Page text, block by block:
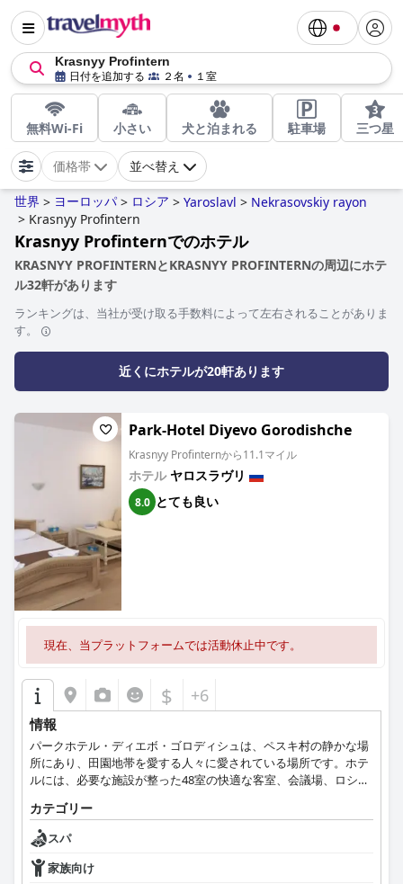
Krasnyy Profintern
日付を追加する ２名 １室
無料Wi-Fi 小さい 犬と泊まれる 駐車場 三つ星
価格帯 並べ替え
世界 > ヨーロッパ > ロシア > Yaroslavl > Nekrasovskiy rayon
> Krasnyy Profintern
Krasnyy Profinternでのホテル
KRASNYY PROFINTERNとKRASNYY PROFINTERNの周辺にホテ
ル32軒があります
ランキングは、当社が受け取る手数料によって左右されることがありま
す。
近くにホテルが20軒あります
Park-Hotel Diyevo Gorodishche
Krasnyy Profinternから11.1マイル
ホテル ヤロスラヴリ
8.0 とても良い
現在、当プラットフォームでは活動休止中です。
$ +6
情報
パークホテル・ディエボ・ゴロディシュは、ペスキ村の静かな場
所にあり、田園地帯を愛する人々に愛されている場所です。ホテ
ルには、必要な施設が整った48室の快適な客室、会議場、ロシア
サウナ、トルコ式風呂を備えたスパセンターがあります。旅行者
一人一人への配慮と献身が、当ホテルの主な価値です。
カテゴリー
スパ
家族向け